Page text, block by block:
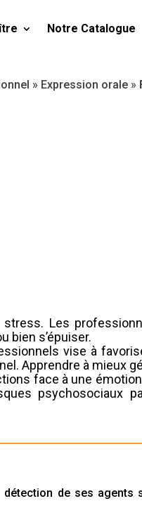
Notre Catalogue
» Expression orale »
stress. Les
bien s’épuiser.
vise à
Apprendre à mieux
face à une
psychosociaux
de ses agents